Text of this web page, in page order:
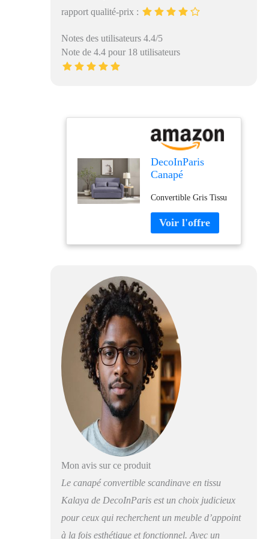
rapport qualité-prix :
Notes des utilisateurs 4.4/5
Note de 4.4 pour 18 utilisateurs
DecoInParis
Canapé
Places en Tissu
Gris Kalaya
Convertible Gris Tissu
Mon avis sur ce produit
Le canapé convertible scandinave en tissu
Kalaya de DecoInParis est un choix judicieux
pour ceux qui recherchent un meuble d’appoint
à la fois esthétique et fonctionnel. Avec un